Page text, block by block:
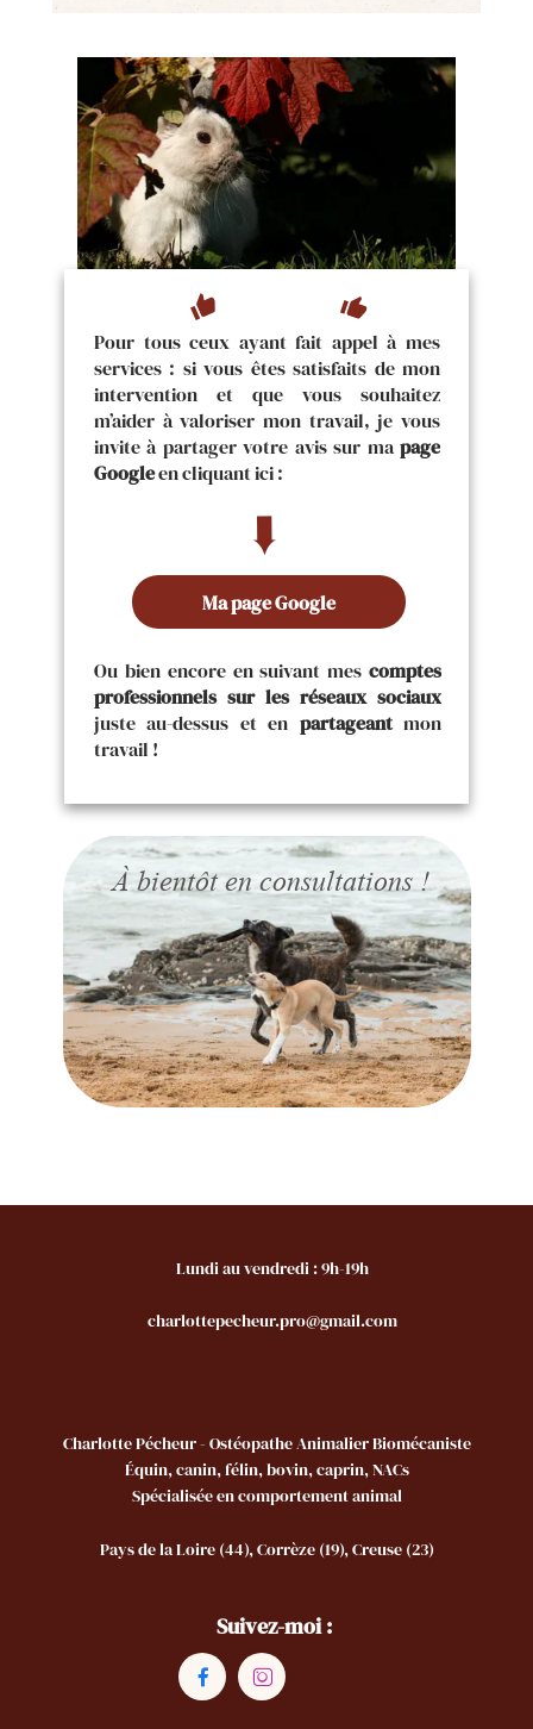
Lundi au vendredi : 9h-19h
charlottepecheur.pro@gmail.com
 
Suivez-moi :
Charlotte Pécheur - Ostéopathe Animalier Biomécaniste
Équin, canin, félin, bovin, caprin, NACs
Spécialisée en comportement animal
Pays de la Loire (44), Corrèze (19), Creuse (23)
thumb_up thumb_down
Pour tous ceux ayant fait appel à mes
services : si vous êtes satisfaits de mon
intervention et que vous souhaitez
m’aider à valoriser mon travail, je vous
invite à partager votre avis sur ma page
Googleen cliquant ici :
➨
Ma page Google
Ou bien encore en suivant mes comptes
professionnels sur les réseaux sociaux
juste au-dessus et en partageantmon
travail !
À bientôt en consultations !